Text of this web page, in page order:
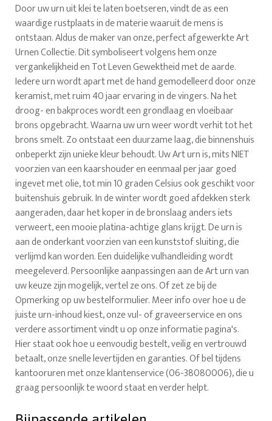
Door uw urn uit klei te laten boetseren, vindt de as een
waardige rustplaats in de materie waaruit de mens is
ontstaan. Aldus de maker van onze, perfect afgewerkte Art
Urnen Collectie. Dit symboliseert volgens hem onze
vergankelijkheid en Tot Leven Gewektheid met de aarde.
Iedere urn wordt apart met de hand gemodelleerd door onze
keramist, met ruim 40 jaar ervaring in de vingers. Na het
droog- en bakproces wordt een grondlaag en vloeibaar
brons opgebracht. Waarna uw urn weer wordt verhit tot het
brons smelt. Zo ontstaat een duurzame laag, die binnenshuis
onbeperkt zijn unieke kleur behoudt. Uw Art urn is, mits NIET
voorzien van een kaarshouder en eenmaal per jaar goed
ingevet met olie, tot min 10 graden Celsius ook geschikt voor
buitenshuis gebruik. In de winter wordt goed afdekken sterk
aangeraden, daar het koper in de bronslaag anders iets
verweert, een mooie platina-achtige glans krijgt. De urn is
aan de onderkant voorzien van een kunststof sluiting, die
verlijmd kan worden. Een duidelijke vulhandleiding wordt
meegeleverd. Persoonlijke aanpassingen aan de Art urn van
uw keuze zijn mogelijk, vertel ze ons. Of zet ze bij de
Opmerking op uw bestelformulier. Meer info over hoe u de
juiste urn-inhoud kiest, onze vul- of graveerservice en ons
verdere assortiment vindt u op onze informatie pagina's.
Hier staat ook hoe u eenvoudig bestelt, veilig en vertrouwd
betaalt, onze snelle levertijden en garanties. Of bel tijdens
kantooruren met onze klantenservice (06-38080006), die u
graag persoonlijk te woord staat en verder helpt.